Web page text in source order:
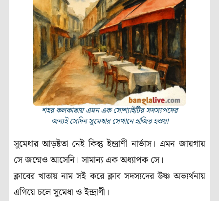
শহর কলকাতায় এমন এক সোশ্যাইটির সদস্যপদের
জন্যই সেদিন সুমেধার সেখানে হাজির হওয়া
সুমেধার আড়ষ্টতা নেই কিন্তু ইন্দ্রাণী নার্ভাস। এমন জায়গায়
সে জন্মেও আসেনি। সামান্য এক অধ্যাপক সে।
ক্লাবের খাতায় নাম সই করে ক্লাব সদস্যদের উষ্ণ অভ্যর্থনায়
এগিয়ে চলে সুমেধা ও ইন্দ্রাণী।